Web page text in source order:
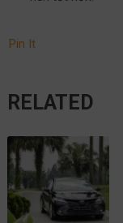
Pin It
RELATED